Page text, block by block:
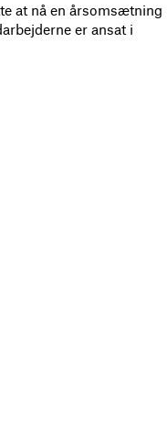
at nå en årsomsætning
er ansat i